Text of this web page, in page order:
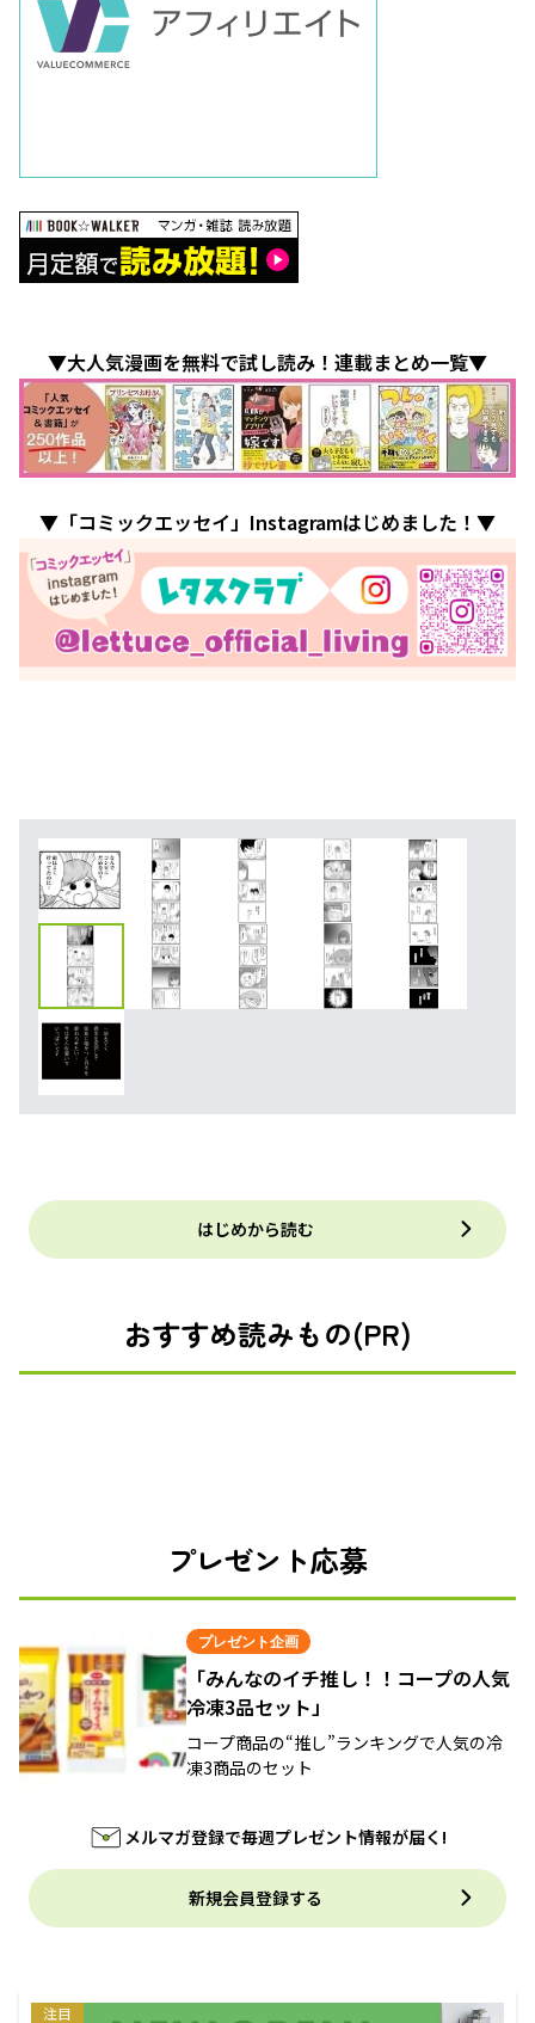
▼大人気漫画を無料で試し読み！連載まとめ一覧▼
▼「コミックエッセイ」Instagramはじめました！▼
はじめから読む
おすすめ読みもの(PR)
プレゼント応募
プレゼント企画
「みんなのイチ推し！！コープの人気
冷凍3品セット」
コープ商品の“推し”ランキングで人気の冷
凍3商品のセット
メルマガ登録で毎週プレゼント情報が届く!
新規会員登録する
注目